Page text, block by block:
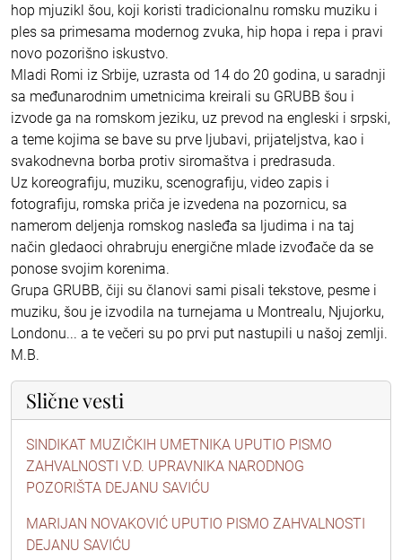
hop mjuzikl šou, koji koristi tradicionalnu romsku muziku i
ples sa primesama modernog zvuka, hip hopa i repa i pravi
novo pozorišno iskustvo.
Mladi Romi iz Srbije, uzrasta od 14 do 20 godina, u saradnji
sa međunarodnim umetnicima kreirali su GRUBB šou i
izvode ga na romskom jeziku, uz prevod na engleski i srpski,
a teme kojima se bave su prve ljubavi, prijateljstva, kao i
svakodnevna borba protiv siromaštva i predrasuda.
Uz koreografiju, muziku, scenografiju, video zapis i
fotografiju, romska priča je izvedena na pozornicu, sa
namerom deljenja romskog nasleđa sa ljudima i na taj
način gledaoci ohrabruju energične mlade izvođače da se
ponose svojim korenima.
Grupa GRUBB, čiji su članovi sami pisali tekstove, pesme i
muziku, šou je izvodila na turnejama u Montrealu, Njujorku,
Londonu... a te večeri su po prvi put nastupili u našoj zemlji.
M.B.
Slične vesti
SINDIKAT MUZIČKIH UMETNIKA UPUTIO PISMO
ZAHVALNOSTI V.D. UPRAVNIKA NARODNOG
POZORIŠTA DEJANU SAVIĆU
MARIJAN NOVAKOVIĆ UPUTIO PISMO ZAHVALNOSTI
DEJANU SAVIĆU